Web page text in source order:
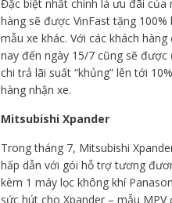
Đặc biệt nhất chính là ưu đãi
hàng sẽ được VinFast tặng
mẫu xe khác. Với các khách
nay đến ngày 15/7 cũng sẽ được
chi trả lãi suất “khủng” lên tới
hàng nhận xe.
Mitsubishi Xpander
Trong tháng 7, Mitsubishi
hấp dẫn với gói hỗ trợ tương
kèm 1 máy lọc không khí
sức hút cho Xpander – mẫu